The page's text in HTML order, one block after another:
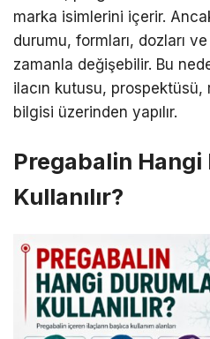
marka isimlerini içerir.
durumu, formları, dozları
zamanla değişebilir. Bu
ilacın kutusu, prospektüsü,
bilgisi üzerinden yapılır.
Pregabalin Hangi
Kullanılır?